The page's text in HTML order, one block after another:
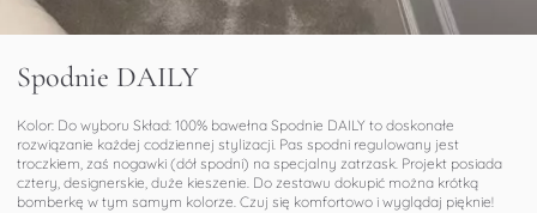
Spodnie DAILY
Kolor: Do wyboru Skład: 100% bawełna Spodnie DAILY to doskonałe
rozwiązanie każdej codziennej stylizacji. Pas spodni regulowany jest
troczkiem, zaś nogawki (dół spodni) na specjalny zatrzask. Projekt posiada
cztery, designerskie, duże kieszenie. Do zestawu dokupić można krótką
bomberkę w tym samym kolorze. Czuj się komfortowo i wyglądaj pięknie!